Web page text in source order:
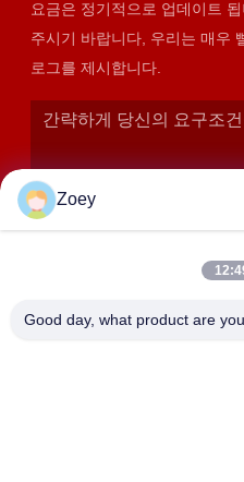
요금은 정기적으로 업데이트
주시기 바랍니다, 우리는 매우
로그를 제시합니다.
Zoey
Good day, what product are